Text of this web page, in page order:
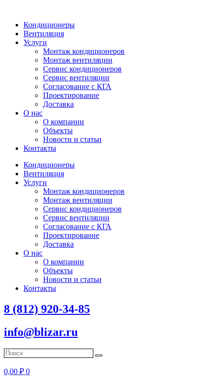
Кондиционеры
Вентиляция
Услуги
Монтаж кондиционеров
Монтаж вентиляции
Сервис кондиционеров
Сервис вентиляции
Согласование с КГА
Проектирование
Доставка
О нас
О компании
Объекты
Новости и статьи
Контакты
Кондиционеры
Вентиляция
Услуги
Монтаж кондиционеров
Монтаж вентиляции
Сервис кондиционеров
Сервис вентиляции
Согласование с КГА
Проектирование
Доставка
О нас
О компании
Объекты
Новости и статьи
Контакты
8 (812) 920-34-85
info@blizar.ru
0,00 ₽ 0